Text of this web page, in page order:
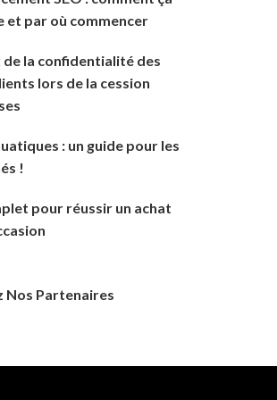
et par où commencer
de la confidentialité des
lors de la cession
: un guide pour les
!
pour réussir un achat
Nos Partenaires